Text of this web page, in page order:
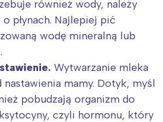
również wody, należy
płynach. Najlepiej pić
wodę mineralną lub
. Wytwarzanie mleka
nastawienia mamy. Dotyk, myśl
pobudzają organizm do
czyli hormonu, który